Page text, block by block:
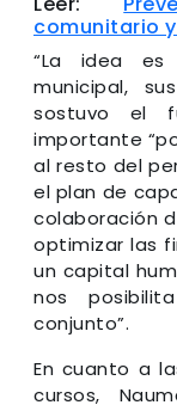
comunitario
“La idea
municipal,
sostuvo el
importante
al resto del
el plan de
colaboración
optimizar las
un capital
nos
conjunto”.
En cuanto a
cursos,